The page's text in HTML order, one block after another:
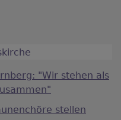
"Wir stehen als
stellen